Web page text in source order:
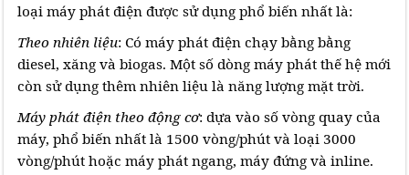
loại máy phát điện được sử dụng phổ biến nhất là:
Theo nhiên liệu: Có máy phát điện chạy bằng bằng
diesel, xăng và biogas. Một số dòng máy phát thế hệ mới
còn sử dụng thêm nhiên liệu là năng lượng mặt trời.
Máy phát điện theo động cơ: dựa vào số vòng quay của
máy, phổ biến nhất là 1500 vòng/phút và loại 3000
vòng/phút hoặc máy phát ngang, máy đứng và inline.